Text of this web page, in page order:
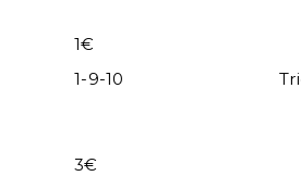
1€
1-9-10
3€